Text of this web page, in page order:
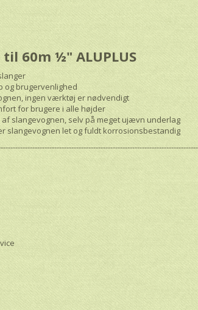
60m ½" ALUPLUS
og brugervenlighed
ingen værktøj er nødvendigt
for brugere i alle højder
slangevognen, selv på meget ujævn underlag
slangevognen let og fuldt korrosionsbestandig